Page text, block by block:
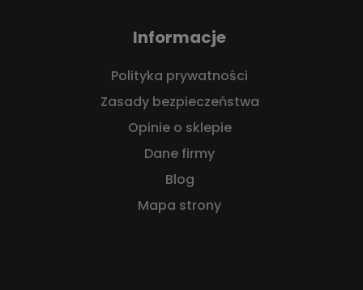
Informacje
Polityka prywatności
Zasady bezpieczeństwa
Opinie o sklepie
Dane firmy
Blog
Mapa strony